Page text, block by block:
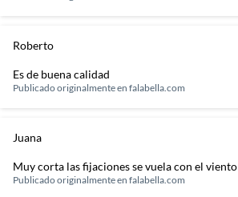
Roberto
Es de buena calidad
Publicado originalmente en falabella.com
Juana
Muy corta las fijaciones se vuela con el viento
Publicado originalmente en falabella.com